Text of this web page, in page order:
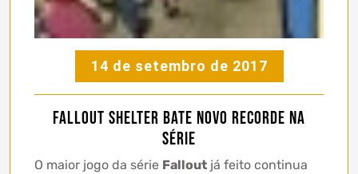
14 de setembro de 2017
Fallout Shelter bate novo RECORDE na
série
O maior jogo da série Fallout já feito continua